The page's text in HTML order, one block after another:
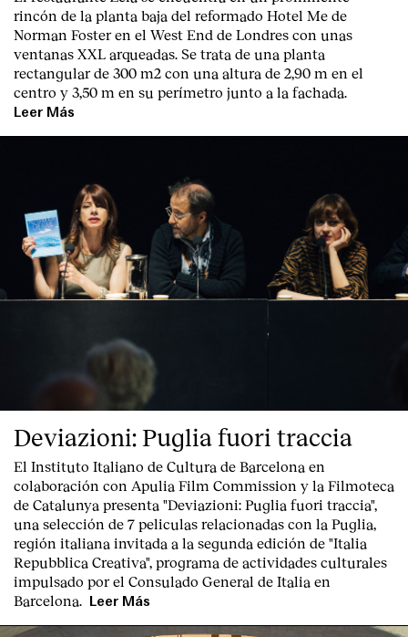
rincón de la planta baja del reformado Hotel Me de
Norman Foster en el West End de Londres con unas
ventanas XXL arqueadas. Se trata de una planta
rectangular de 300 m2 con una altura de 2,90 m en el
centro y 3,50 m en su perímetro junto a la fachada.
Leer Más
Deviazioni: Puglia fuori traccia
El Instituto Italiano de Cultura de Barcelona en
colaboración con Apulia Film Commission y la Filmoteca
de Catalunya presenta "Deviazioni: Puglia fuori traccia",
una selección de 7 peliculas relacionadas con la Puglia,
región italiana invitada a la segunda edición de "Italia
Repubblica Creativa", programa de actividades culturales
impulsado por el Consulado General de Italia en
Barcelona.
Leer Más